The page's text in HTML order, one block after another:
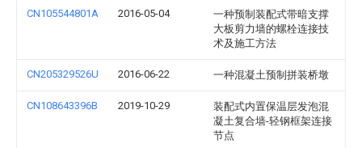
CN105544801A 2016-05-04
一种预制装配式带暗支撑
大板剪力墙的螺栓连接技
术及施工方法
CN205329526U 2016-06-22 一种混凝土预制拼装桥墩
CN108643396B 2019-10-29
装配式内置保温层发泡混
凝土复合墙-轻钢框架连接
节点